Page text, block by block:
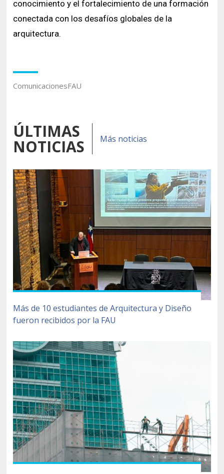
conocimiento y el fortalecimiento de una formación
conectada con los desafíos globales de la
arquitectura.
ComunicacionesFAU
ÚLTIMAS
NOTICIAS Más noticias
Más de 10 estudiantes de Arquitectura y Diseño
fueron recibidos por la FAU